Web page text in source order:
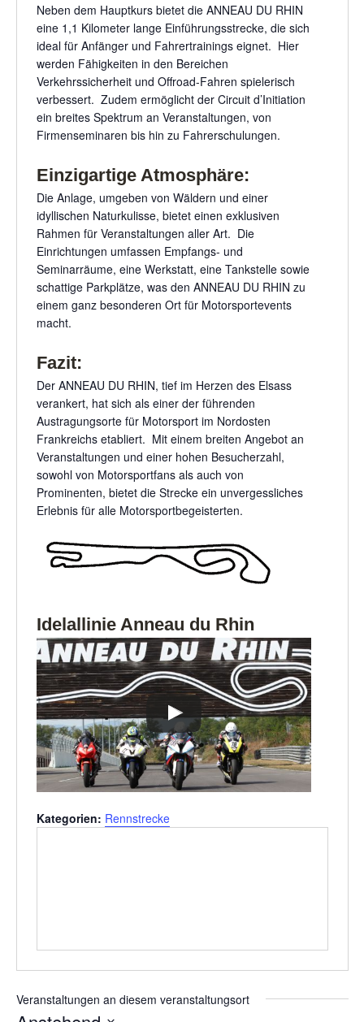
Neben dem Hauptkurs bietet die ANNEAU DU RHIN
eine 1,1 Kilometer lange Einführungsstrecke, die sich
ideal für Anfänger und Fahrertrainings eignet. Hier
werden Fähigkeiten in den Bereichen
Verkehrssicherheit und Offroad-Fahren spielerisch
verbessert. Zudem ermöglicht der Circuit d’Initiation
ein breites Spektrum an Veranstaltungen, von
Firmenseminaren bis hin zu Fahrerschulungen.
Einzigartige Atmosphäre:
Die Anlage, umgeben von Wäldern und einer
idyllischen Naturkulisse, bietet einen exklusiven
Rahmen für Veranstaltungen aller Art. Die
Einrichtungen umfassen Empfangs- und
Seminarräume, eine Werkstatt, eine Tankstelle sowie
schattige Parkplätze, was den ANNEAU DU RHIN zu
einem ganz besonderen Ort für Motorsportevents
macht.
Fazit:
Der ANNEAU DU RHIN, tief im Herzen des Elsass
verankert, hat sich als einer der führenden
Austragungsorte für Motorsport im Nordosten
Frankreichs etabliert. Mit einem breiten Angebot an
Veranstaltungen und einer hohen Besucherzahl,
sowohl von Motorsportfans als auch von
Prominenten, bietet die Strecke ein unvergessliches
Erlebnis für alle Motorsportbegeisterten.
Idelallinie Anneau du Rhin
Kategorien: Rennstrecke
Veranstaltungen an diesem veranstaltungsort